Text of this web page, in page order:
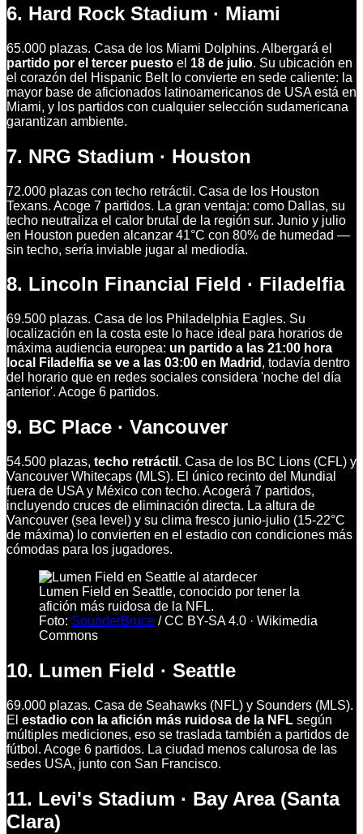
6. Hard Rock Stadium · Miami
65.000 plazas. Casa de los Miami Dolphins. Albergará el
partido por el tercer puesto el 18 de julio. Su ubicación en
el corazón del Hispanic Belt lo convierte en sede caliente: la
mayor base de aficionados latinoamericanos de USA está en
Miami, y los partidos con cualquier selección sudamericana
garantizan ambiente.
7. NRG Stadium · Houston
72.000 plazas con techo retráctil. Casa de los Houston
Texans. Acoge 7 partidos. La gran ventaja: como Dallas, su
techo neutraliza el calor brutal de la región sur. Junio y julio
en Houston pueden alcanzar 41°C con 80% de humedad —
sin techo, sería inviable jugar al mediodía.
8. Lincoln Financial Field · Filadelfia
69.500 plazas. Casa de los Philadelphia Eagles. Su
localización en la costa este lo hace ideal para horarios de
máxima audiencia europea: un partido a las 21:00 hora
local Filadelfia se ve a las 03:00 en Madrid , todavía dentro
del horario que en redes sociales considera 'noche del día
anterior'. Acoge 6 partidos.
9. BC Place · Vancouver
54.500 plazas, techo retráctil . Casa de los BC Lions (CFL) y
Vancouver Whitecaps (MLS). El único recinto del Mundial
fuera de USA y México con techo. Acogerá 7 partidos,
incluyendo cruces de eliminación directa. La altura de
Vancouver (sea level) y su clima fresco junio-julio (15-22°C
de máxima) lo convierten en el estadio con condiciones más
cómodas para los jugadores.
Lumen Field en Seattle, conocido por tener la
afición más ruidosa de la NFL.
Foto: SounderBruce /CC BY-SA 4.0 · Wikimedia
Commons
10. Lumen Field · Seattle
69.000 plazas. Casa de Seahawks (NFL) y Sounders (MLS).
El estadio con la afición más ruidosa de la NFL según
múltiples mediciones, eso se traslada también a partidos de
fútbol. Acoge 6 partidos. La ciudad menos calurosa de las
sedes USA, junto con San Francisco.
11. Levi's Stadium · Bay Area (Santa
Clara)